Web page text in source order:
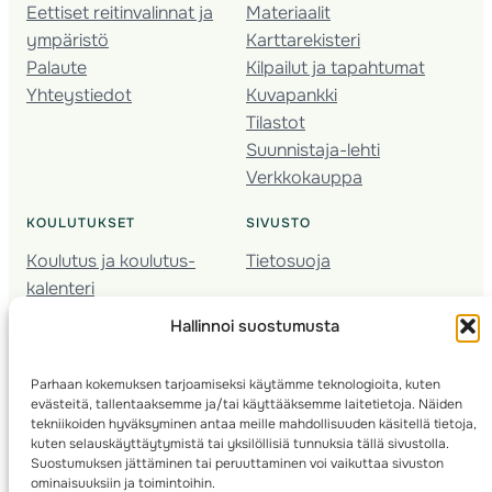
Hallinnoi suostumusta
Parhaan kokemuksen tarjoamiseksi käytämme teknologioita, kuten
evästeitä, tallentaaksemme ja/tai käyttääksemme laitetietoja. Näiden
tekniikoiden hyväksyminen antaa meille mahdollisuuden käsitellä tietoja,
kuten selauskäyttäytymistä tai yksilöllisiä tunnuksia tällä sivustolla.
Suostumuksen jättäminen tai peruuttaminen voi vaikuttaa sivuston
ominaisuuksiin ja toimintoihin.
Eettiset reitinvalinnat ja
ympäristö
Palaute
Yhteystiedot
Materiaalit
Karttarekisteri
Kilpailut ja tapahtumat
Kuvapankki
Tilastot
Suunnistaja-lehti
Verkkokauppa
KOULUTUKSET
Koulutus ja koulutus­
kalenteri
Nuorison koulutukset
Kartoitus
Ratamestari
SIVUSTO
Tietosuoja
© 2025 ·Suomen Suunnistusliitto· Valimotie 10, 00380 Helsinki, Finland